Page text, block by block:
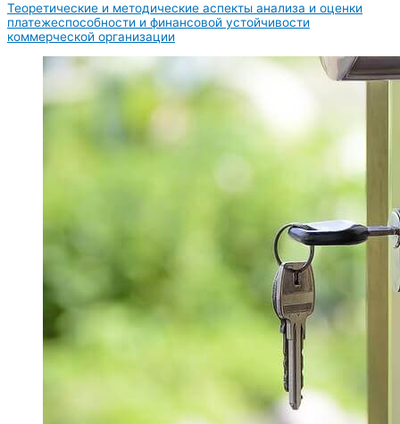
Теоретические и методические аспекты анализа и оценки
платежеспособности и финансовой устойчивости
коммерческой организации